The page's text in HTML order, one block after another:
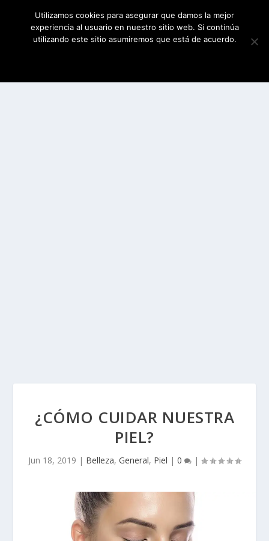
¿CÓMO CUIDAR NUESTRA
PIEL?
Jun 18, 2019 | Belleza, General, Piel | 0 |
Utilizamos cookies para asegurar que damos la mejor
experiencia al usuario en nuestro sitio web. Si continúa
utilizando este sitio asumiremos que está de acuerdo.